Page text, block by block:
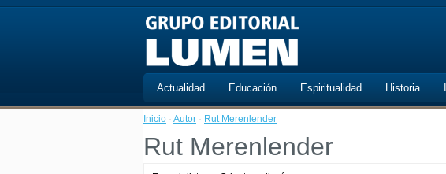
Actualidad Educación Espiritualidad Historia
Inicio · Autor · Rut Merenlender
Rut Merenlender